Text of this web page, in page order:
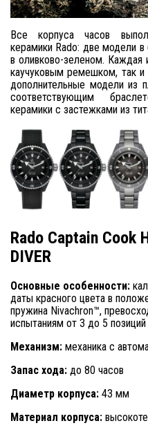
Все корпуса часов
керамики Rado: две модели
в оливково-зеленом. Каждая
каучуковым ремешком, так
дополнительные модели из
соответствующим
керамики с застежками из
Rado Captain Cook
DIVER
Основные особенности:
даты красного цвета в
пружина Nivachron™,
испытаниям от 3 до 5
Механизм: механика с
Запас хода: до 80 часов
Диаметр корпуса: 43 мм
Материал корпуса: